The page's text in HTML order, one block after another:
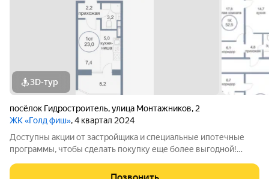
3D-тур
посёлок Гидростроитель,улица Монтажников, 2
ЖК «Голд фиш», 4 квартал 2024
Доступны акции от застройщика и специальные ипотечные
программы, чтобы сделать покупку еще более выгодной!
Звоните, чтобы узнать размер вашей скидки! Сибпромстрой -